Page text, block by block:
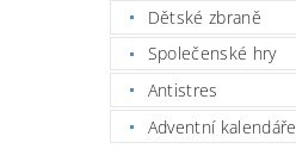
Dětské zbraně
Společenské hry
Antistres
Adventní kalendáře